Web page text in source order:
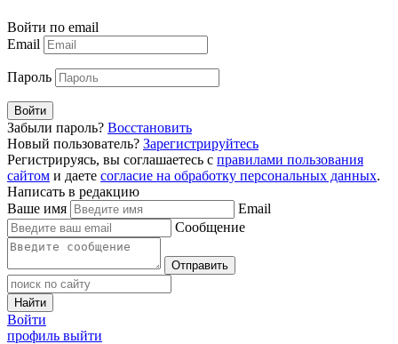
Войти по email
Email
Пароль
Войти
Забыли пароль? Восстановить
Новый пользователь? Зарегистрируйтесь
Регистрируясь, вы соглашаетесь с правилами пользования
сайтом и даете согласие на обработку персональных данных.
Написать в редакцию
Ваше имя
Email
Сообщение
Отправить
Найти
Войти
профиль выйти